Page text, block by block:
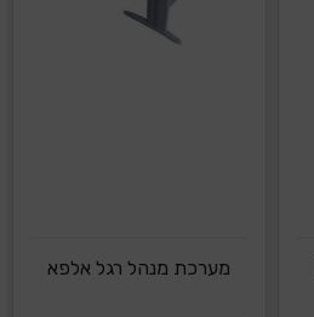
מערכת מנהל רגל אלפא